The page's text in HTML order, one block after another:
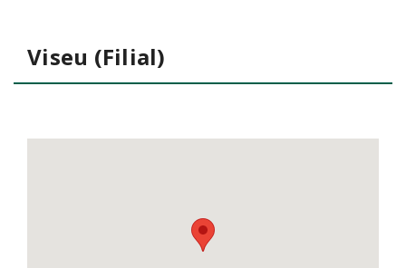
Viseu (Filial)